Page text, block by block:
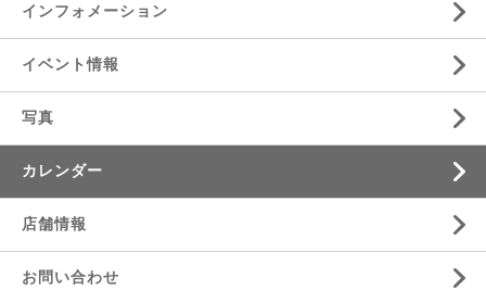
インフォメーション
イベント情報
写真
カレンダー
店舗情報
お問い合わせ